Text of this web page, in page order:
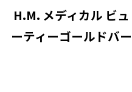
H.M. メディカル ビュ
ーティーゴールドバー